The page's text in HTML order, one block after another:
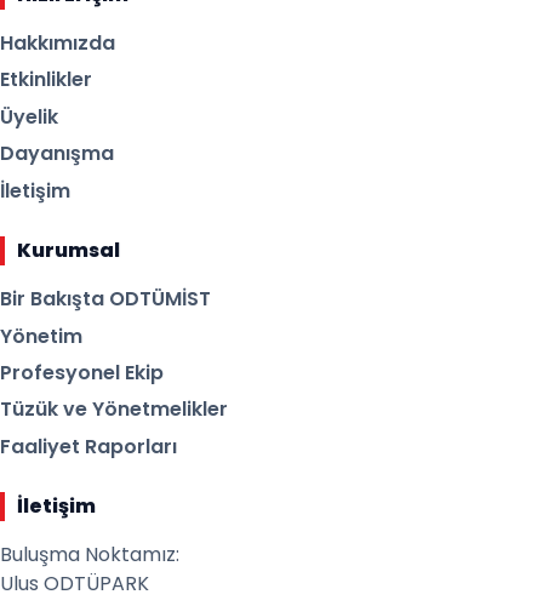
Hakkımızda
Etkinlikler
Üyelik
Dayanışma
İletişim
Kurumsal
Bir Bakışta ODTÜMİST
Yönetim
Profesyonel Ekip
Tüzük ve Yönetmelikler
Faaliyet Raporları
İletişim
Buluşma Noktamız:
Ulus ODTÜPARK